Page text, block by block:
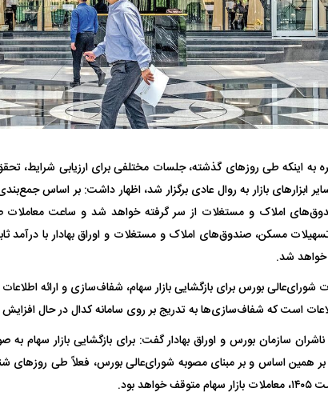
به اینکه طی روز‌های گذشته، جلسات مختلفی برای ارزیابی شرایط، تحقق
املاک و مستغلات از سر گرفته خواهد شد و ساعت معاملات
تسهیلات مسکن، صندوق‌های املاک و مستغلات و اوراق بهادار با درآمد
شورای‌عالی بورس برای بازگشایی بازار سهام، شفاف‌سازی و ارائه
است که شفاف‌سازی‌ها به تدریج بر روی سامانه کدال در حال
سازمان بورس و اوراق بهادار گفت: برای بازگشایی بازار سهام به
فضاپیمای «استارشیپ» ایلان ماسک
چیست؟
حدید ۱۱۰؛
مرگبارتر
جدید ایران